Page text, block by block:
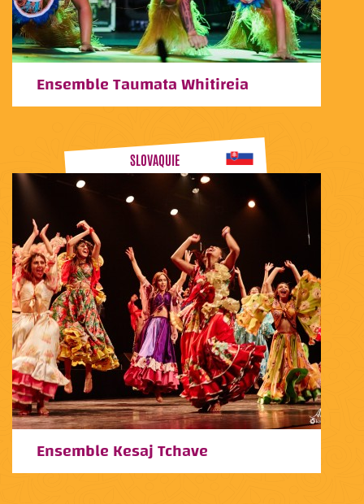
Ensemble Taumata Whitireia
Ensemble Kesaj Tchave
SLOVAQUIE